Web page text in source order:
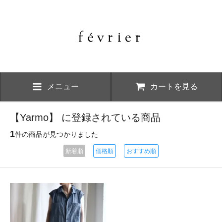
メニュー カートを見る
【Yarmo】 に登録されている商品
1件の商品が見つかりました
新着順 価格順 おすすめ順